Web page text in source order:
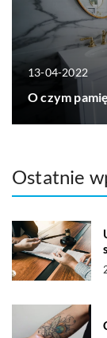
13-04-2022
O czym
Ostatnie